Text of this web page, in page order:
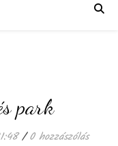
park
/ 0 hozzászólás